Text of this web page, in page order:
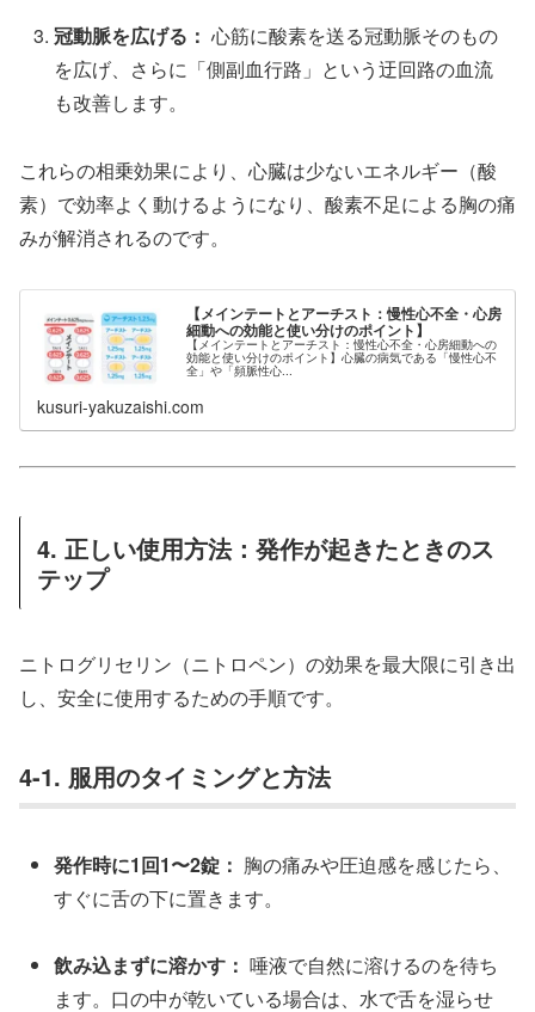
冠動脈を広げる： 心筋に酸素を送る冠動脈そのもの
を広げ、さらに「側副血行路」という迂回路の血流
も改善します。
これらの相乗効果により、心臓は少ないエネルギー（酸
素）で効率よく動けるようになり、酸素不足による胸の痛
みが解消されるのです。
【メインテートとアーチスト：慢性心不全・心房
細動への効能と使い分けのポイント】
【メインテートとアーチスト：慢性心不全・心房細動への
効能と使い分けのポイント】心臓の病気である「慢性心不
全」や「頻脈性心...
kusuri-yakuzaishi.com
4. 正しい使用方法：発作が起きたときのス
テップ
ニトログリセリン（ニトロペン）の効果を最大限に引き出
し、安全に使用するための手順です。
4-1. 服用のタイミングと方法
発作時に1回1〜2錠： 胸の痛みや圧迫感を感じたら、
すぐに舌の下に置きます。
飲み込まずに溶かす： 唾液で自然に溶けるのを待ち
ます。口の中が乾いている場合は、水で舌を湿らせ